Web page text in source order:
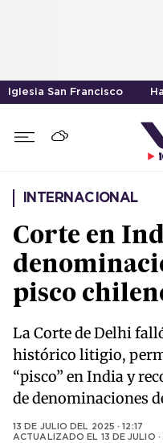
Iglesia San Francisco
INTERNACIONAL
Corte en
pisco
La Corte de Delhi
histórico litigio,
“pisco” en India y
de denominaciones
13 DE JULIO DEL 2025 · 12:17
ACTUALIZADO EL 13 DE JULIO ·